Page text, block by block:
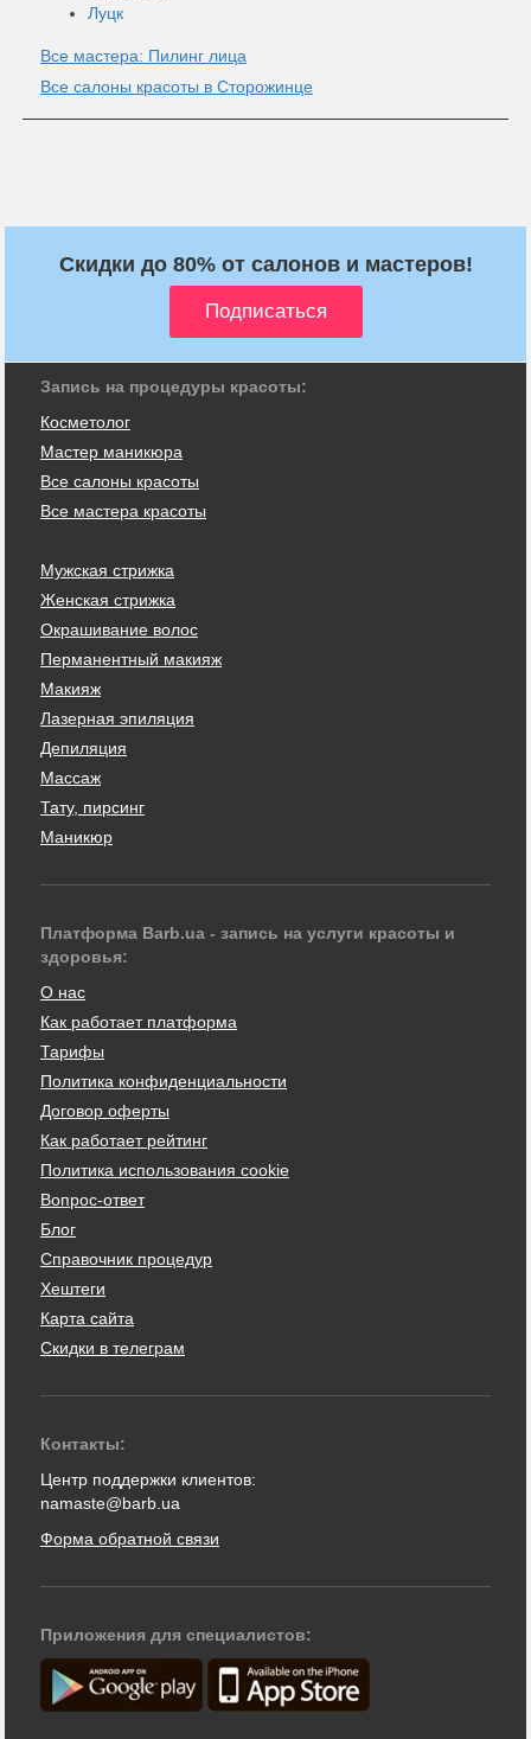
Луцк
Все мастера: Пилинг лица
Все салоны красоты в Сторожинце
Скидки до 80% от салонов и мастеров!
Запись на процедуры красоты:
Косметолог
Мастер маникюра
Все салоны красоты
Все мастера красоты
Мужская стрижка
Женская стрижка
Окрашивание волос
Перманентный макияж
Макияж
Лазерная эпиляция
Депиляция
Массаж
Тату, пирсинг
Маникюр
Платформа Barb.ua - запись на услуги красоты и
здоровья:
О нас
Как работает платформа
Тарифы
Политика конфиденциальности
Договор оферты
Как работает рейтинг
Политика использования cookie
Вопрос-ответ
Блог
Справочник процедур
Хештеги
Карта сайта
Скидки в телеграм
Контакты:
Центр поддержки клиентов:
namaste@barb.ua
Форма обратной связи
Приложения для специалистов: